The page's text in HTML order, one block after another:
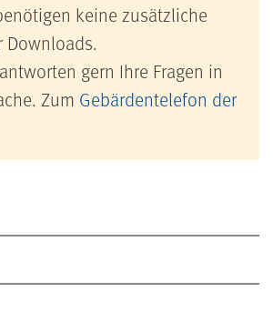
keine zusätzliche
Downloads.
gern Ihre Fragen in
Zum Gebärdentelefon der